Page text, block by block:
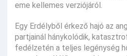
eme kellemes verziójáról.
Egy Erdélyből érkező hajó az
partjainál hánykolódik,
fedélzetén a teljes legénység